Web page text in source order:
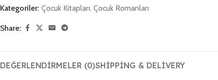
Kategoriler: Çocuk Kitapları, Çocuk Romanları
Share:
DEĞERLENDIRMELER (0)SHIPPING & DELIVERY